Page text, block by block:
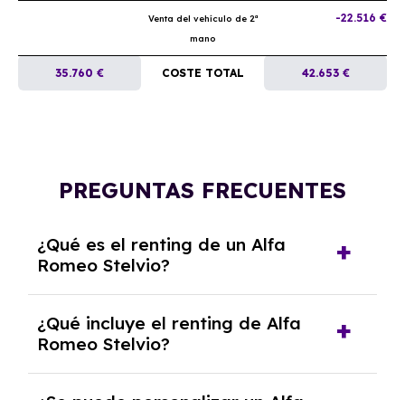
Venta del vehículo de 2ª
mano
-22.516 €
35.760 € COSTE TOTAL 42.653 €
PREGUNTAS FRECUENTES
¿Qué es el renting de un Alfa
Romeo Stelvio?
contrato de alquiler a largo plazo en el que
pagas una cuota mensual fija por el uso del
coche durante un periodo determinado,
generalmente entre 2 y 5 años.
¿Qué incluye el renting de Alfa
Romeo Stelvio?